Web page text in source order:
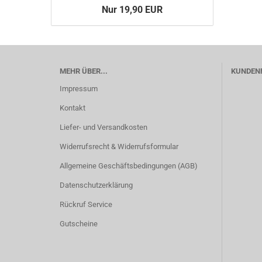
Nur 19,90 EUR
MEHR ÜBER...
Impressum
Kontakt
Liefer- und Versandkosten
Widerrufsrecht & Widerrufsformular
Allgemeine Geschäftsbedingungen (AGB)
Datenschutzerklärung
Rückruf Service
Gutscheine